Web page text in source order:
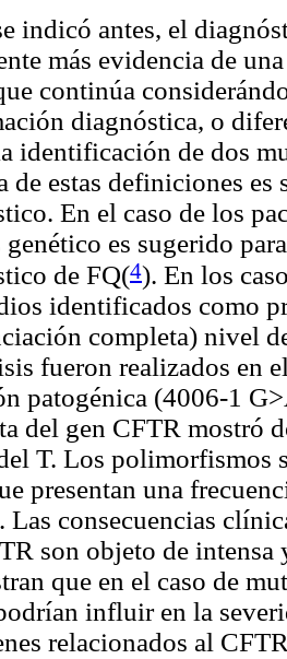
indicó antes, el
más evidencia de
continúa
diagnóstica, o
identificación de dos
de estas definiciones es
En el caso de los
genético es sugerido
de FQ(4). En los
identificados como
completa) nivel
fueron realizados en
patogénica (4006-1
del gen CFTR mostró
T. Los polimorfismos
presentan una
Las consecuencias
son objeto de
que en el caso de
influir en la
relacionados al